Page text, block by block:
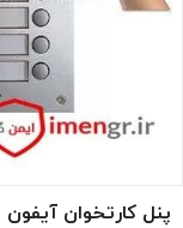
پنل کارتخوان